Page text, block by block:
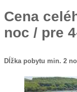
Cena
noc / pre
Dĺžka pobytu min. 2